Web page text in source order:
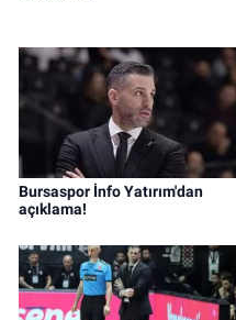
Bursaspor İnfo Yatırım'dan
açıklama!